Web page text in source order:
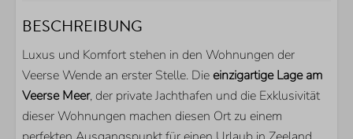
Waschbecken
Gästetoilette
AUSSENBEREICH
BESCHREIBUNG
Luxus und Komfort stehen in den Wohnungen der
Veerse Wende an erster Stelle. Die einzigartige Lage am
Veerse Meer, der private Jachthafen und die Exklusivität
dieser Wohnungen machen diesen Ort zu einem